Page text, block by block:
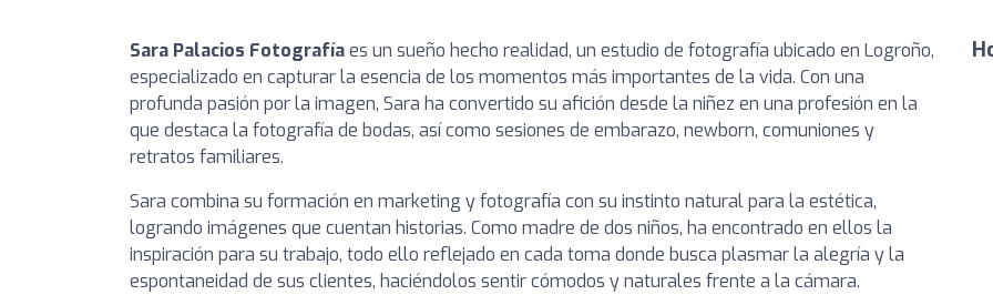
Sara Palacios Fotografíaes un sueño hecho realidad, un estudio de fotografía ubicado en Logroño,
especializado en capturar la esencia de los momentos más importantes de la vida. Con una
profunda pasión por la imagen, Sara ha convertido su afición desde la niñez en una profesión en la
que destaca la fotografía de bodas, así como sesiones de embarazo, newborn, comuniones y
retratos familiares.
Sara combina su formación en marketing y fotografía con su instinto natural para la estética,
logrando imágenes que cuentan historias. Como madre de dos niños, ha encontrado en ellos la
inspiración para su trabajo, todo ello reflejado en cada toma donde busca plasmar la alegría y la
espontaneidad de sus clientes, haciéndolos sentir cómodos y naturales frente a la cámara.